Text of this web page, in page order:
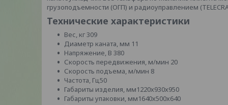
грузоподъемности (ОГП) и радиоуправлением
Технические характеристики
Вес, кг 309
Диаметр каната, мм 11
Напряжение, В 380
Скорость передвижения, м/мин 20
Скорость подъема, м/мин 8
Частота, Гц50
Габариты изделия, мм1220х930х950
Габариты упаковки, мм1640х500х640